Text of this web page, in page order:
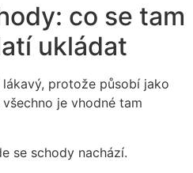
co se tam
ukládat
protože působí jako
je vhodné tam
se schody nachází.